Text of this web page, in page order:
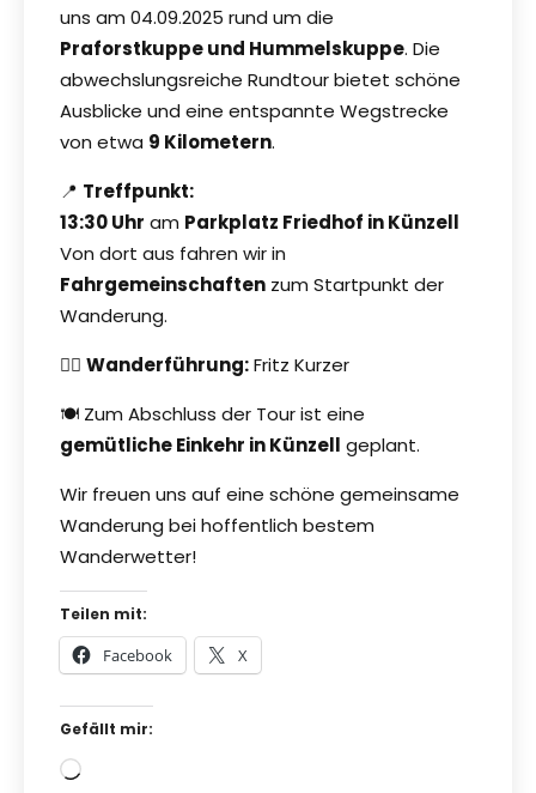
uns am 04.09.2025 rund um die
Praforstkuppe und Hummelskuppe. Die
abwechslungsreiche Rundtour bietet schöne
Ausblicke und eine entspannte Wegstrecke
von etwa 9 Kilometern.
📍 Treffpunkt:
13:30 Uhr am Parkplatz Friedhof in Künzell
Von dort aus fahren wir in
Fahrgemeinschaften zum Startpunkt der
Wanderung.
🚶‍♂️ Wanderführung:Fritz Kurzer
🍽️ Zum Abschluss der Tour ist eine
gemütliche Einkehr in Künzell geplant.
Wir freuen uns auf eine schöne gemeinsame
Wanderung bei hoffentlich bestem
Wanderwetter!
Teilen mit:
Facebook X
Gefällt mir:
Wird